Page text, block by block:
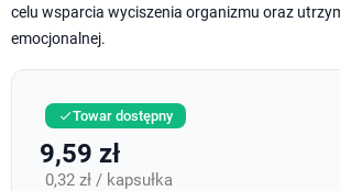
celu wsparcia wyciszenia organizmu oraz
emocjonalnej.
Towar dostępny
9,59 zł
0,32 zł / kapsułka